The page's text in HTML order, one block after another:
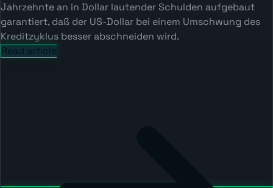
Jahrzehnte an in Dollar lautender Schulden aufgebaut
garantiert, daß der US-Dollar bei einem Umschwung des
Kreditzyklus besser abschneiden wird.
Read article